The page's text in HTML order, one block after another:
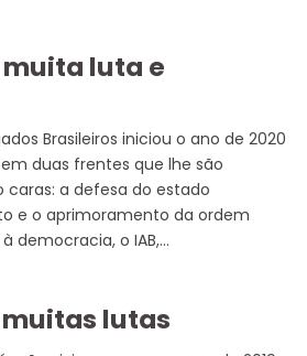
luta e
Brasileiros iniciou o ano de 2020
duas frentes que lhe são
a defesa do estado
e o aprimoramento da ordem
democracia, o IAB,…
muitas lutas